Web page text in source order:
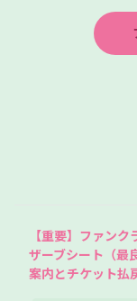
【重要】ファン
ザーブシート（最
案内とチケット払